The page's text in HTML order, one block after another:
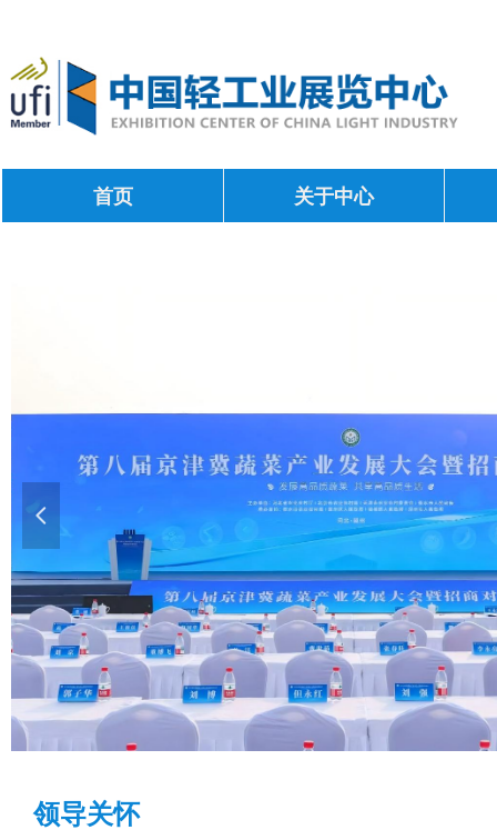
首页 关于中心
넳
领导关怀